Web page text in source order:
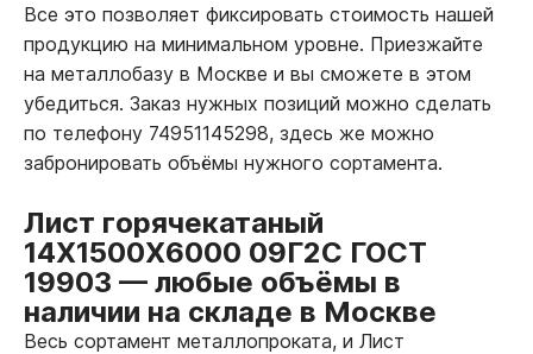
Все это позволяет фиксировать стоимость нашей
продукцию на минимальном уровне. Приезжайте
на металлобазу в Москве и вы сможете в этом
убедиться. Заказ нужных позиций можно сделать
по телефону 74951145298, здесь же можно
забронировать объёмы нужного сортамента.
Лист горячекатаный
14Х1500Х6000 09Г2С ГОСТ
19903 — любые объёмы в
наличии на складе в Москве
Весь сортамент металлопроката, и Лист